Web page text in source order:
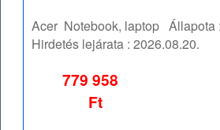
Acer Notebook, laptop Állapota :
Hirdetés lejárata :2026.08.20.
779 958
Ft